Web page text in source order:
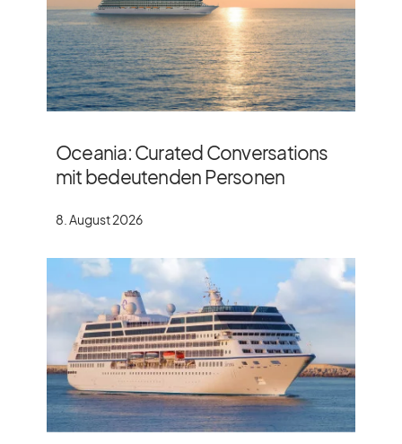
Oceania: Curated Conversations
mit bedeutenden Personen
8. August 2026